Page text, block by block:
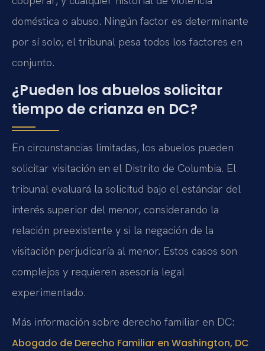
doméstica o abuso. Ningún factor es determinante
por sí solo; el tribunal pesa todos los factores en
conjunto.
¿Pueden los abuelos solicitar
tiempo de crianza en DC?
En circunstancias limitadas, los abuelos pueden
solicitar visitación en el Distrito de Columbia. El
tribunal evaluará la solicitud bajo el estándar del
interés superior del menor, considerando la
relación preexistente y si la negación de la
visitación perjudicaría al menor. Estos casos son
complejos y requieren asesoría legal
experimentado.
Más información sobre derecho familiar en DC:
Abogado de Derecho Familiar en Washington, DC